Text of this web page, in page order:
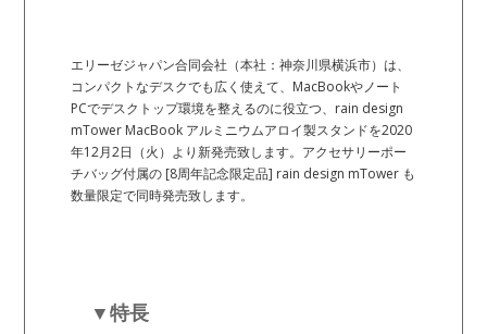
エリーゼジャパン合同会社（本社：神奈川県横浜市）は、
コンパクトなデスクでも広く使えて、MacBookやノート
PCでデスクトップ環境を整えるのに役立つ、rain design
mTower MacBook アルミニウムアロイ製スタンドを2020
年12月2日（火）より新発売致します。アクセサリーポー
チバッグ付属の [8周年記念限定品] rain design mTower も
数量限定で同時発売致します。
▼特長